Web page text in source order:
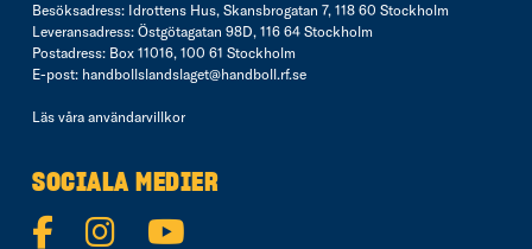
Besöksadress: Idrottens Hus, Skansbrogatan 7, 118 60 Stockholm
Leveransadress: Östgötagatan 98D, 116 64 Stockholm
Postadress: Box 11016, 100 61 Stockholm
E-post: handbollslandslaget@handboll.rf.se
Läs våra användarvillkor
SOCIALA MEDIER